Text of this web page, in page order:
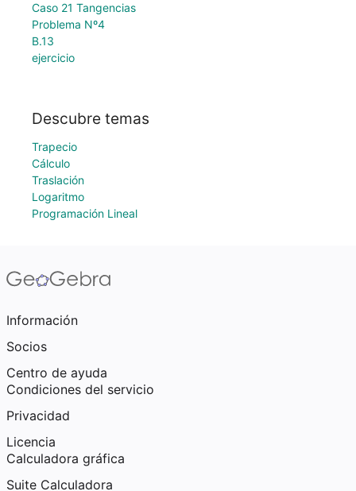
Caso 21 Tangencias
Problema Nº4
B.13
ejercicio
Descubre temas
Trapecio
Cálculo
Traslación
Logaritmo
Programación Lineal
Información
Socios
Centro de ayuda
Condiciones del servicio
Privacidad
Licencia
Calculadora gráfica
Suite Calculadora